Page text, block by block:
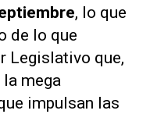
, lo que
de lo que
Legislativo que,
mega
impulsan las